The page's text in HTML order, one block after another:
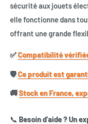
sécurité aux jouets
elle fonctionne dans
offrant une grande
✅​Compatibilité
🛡️​Ce produit est
🚚​Stock en France,
📞 Besoin d’aide ? Un